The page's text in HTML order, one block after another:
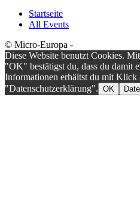
Startseite
All Events
© Micro-Europa -
Diese Website benutzt Cookies.
"OK" bestätigst du, dass du damit
Informationen erhältst du mit Klick
"Datenschutzerklärung". OK